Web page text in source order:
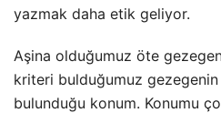
yazmak daha etik geliyor.
Aşina olduğumuz öte gezegen
kriteri bulduğumuz
bulunduğu konum. Konumu